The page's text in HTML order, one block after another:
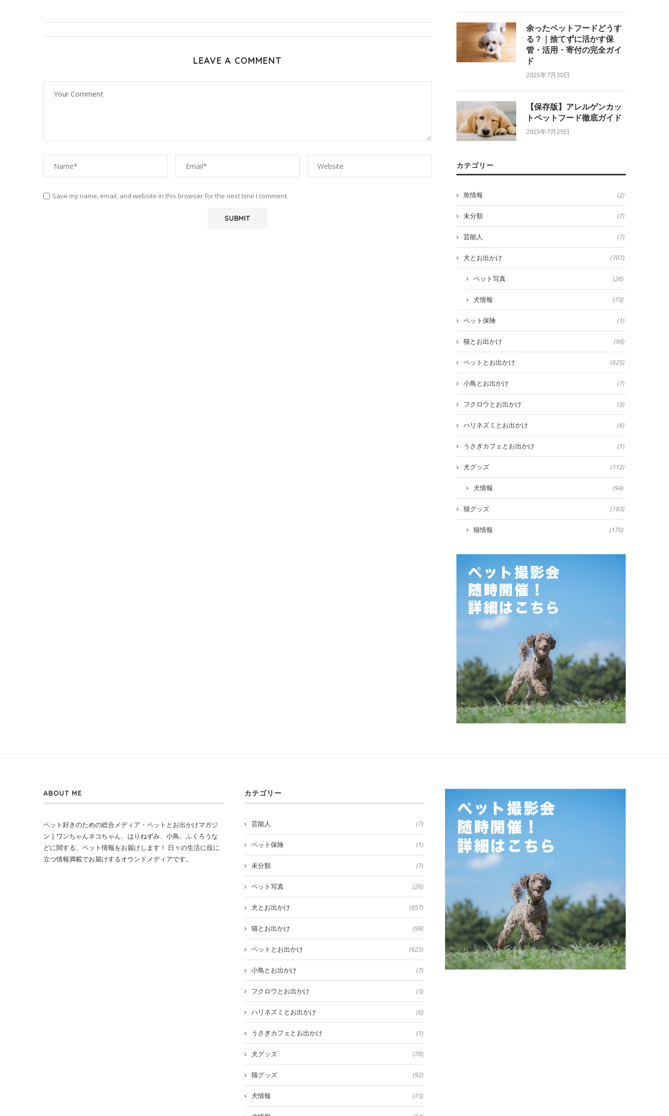
LEAVE A COMMENT
Save my name, email, and website in this browser for the next time I comment.
余ったペットフードどうす
る？｜捨てずに活かす保
管・活用・寄付の完全ガイ
ド
2025年7月30日
【保存版】アレルゲンカッ
トペットフード徹底ガイド
2025年7月29日
カテゴリー
魚情報 (2)
未分類 (7)
芸能人 (7)
犬とお出かけ (707)
ペット写真 (26)
犬情報 (73)
ペット保険 (1)
猫とお出かけ (98)
ペットとお出かけ (625)
小鳥とお出かけ (7)
フクロウとお出かけ (3)
ハリネズミとお出かけ (6)
うさぎカフェとお出かけ (1)
犬グッズ (112)
犬情報 (94)
猫グッズ (183)
猫情報 (170)
ABOUT ME
ペット好きのための総合メディア・ペットとお出かけマガジ
ン | ワンちゃんネコちゃん、はりねずみ、小鳥、ふくろうな
どに関する、ペット情報をお届けします！ 日々の生活に役に
立つ情報満載でお届けするオウンドメディアです。
カテゴリー
芸能人 (7)
ペット保険 (1)
未分類 (7)
ペット写真 (26)
犬とお出かけ (657)
猫とお出かけ (98)
ペットとお出かけ (625)
小鳥とお出かけ (7)
フクロウとお出かけ (3)
ハリネズミとお出かけ (6)
うさぎカフェとお出かけ (1)
犬グッズ (78)
猫グッズ (92)
犬情報 (73)